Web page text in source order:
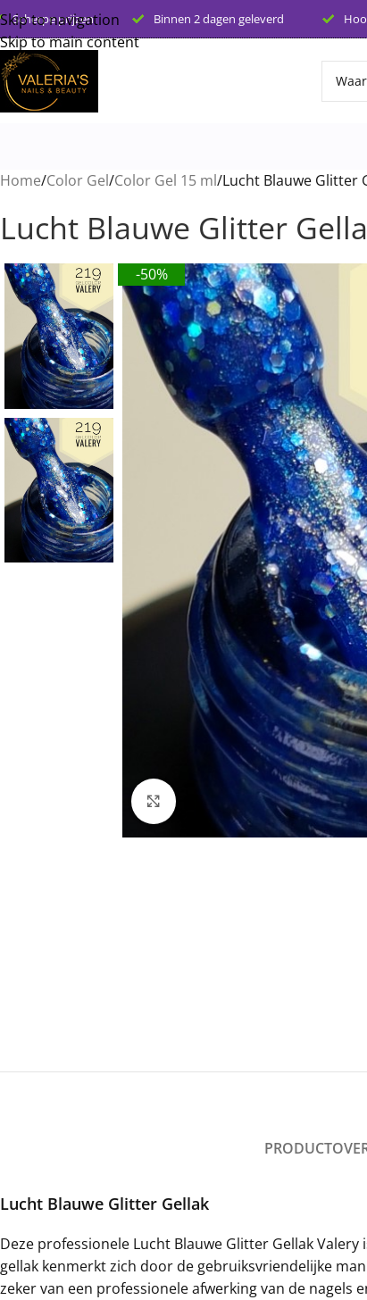
Skip to navigation
Skip to main content
Scherpe prijzen Binnen 2 dagen geleverd
Home Color Gel Color Gel 15 ml Lucht Blauwe Glitter
Lucht Blauwe Glitter
-50%
Click to enlarge
Lucht Blauwe Glitter Gellak
Deze professionele Lucht Blauwe Glitter Gellak
gellak kenmerkt zich door de gebruiksvriendelijke
zeker van een professionele afwerking van de